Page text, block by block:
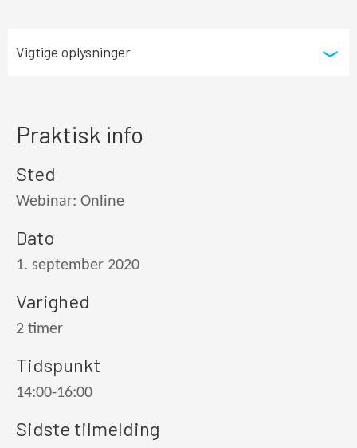
Vigtige oplysninger
Praktisk info
Sted
Webinar: Online
Dato
1. september 2020
Varighed
2 timer
Tidspunkt
14:00-16:00
Sidste tilmelding